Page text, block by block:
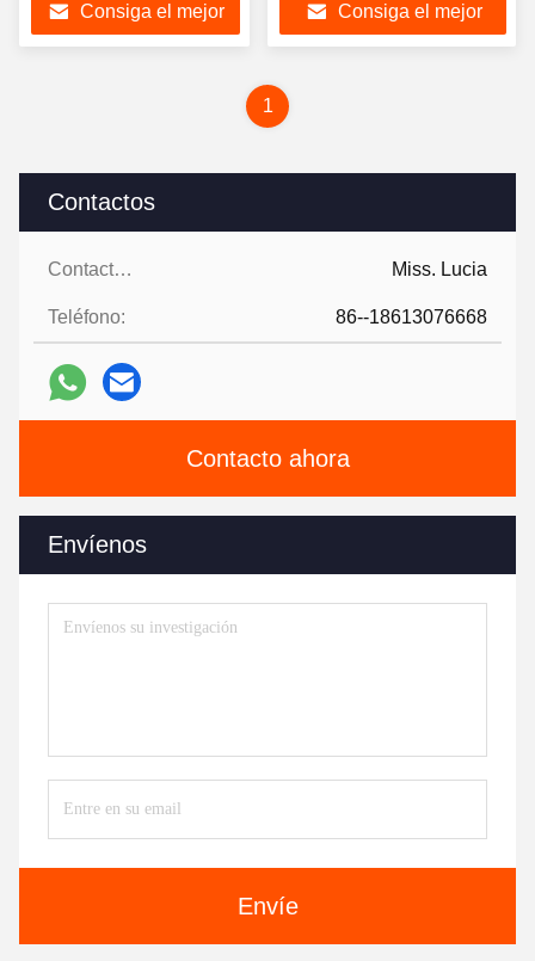
Contactos
Contactos: Miss. Lucia
Teléfono: 86--18613076668
Contacto ahora
Envíenos
Envíe
Iluminación giratoria de
180 grados Luz solar de
Consiga el mejor Consiga el mejor
1